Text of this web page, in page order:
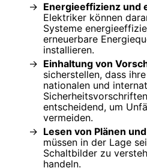
Energieeffizienz und
Elektriker können
Systeme
erneuerbare
installieren.
Einhaltung von
sicherstellen, dass
nationalen und
entscheidend, um
vermeiden.
Lesen von Plänen
müssen in der Lage
Schaltbilder zu
handeln.